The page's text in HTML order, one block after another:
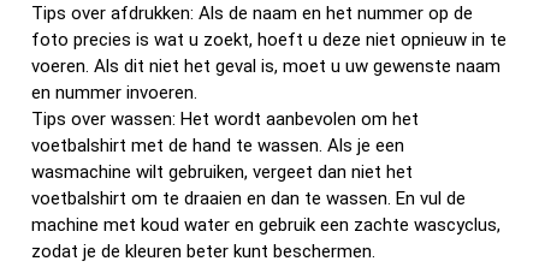
Tips over afdrukken: Als de naam en het nummer op de
foto precies is wat u zoekt, hoeft u deze niet opnieuw in te
voeren. Als dit niet het geval is, moet u uw gewenste naam
en nummer invoeren.
Tips over wassen: Het wordt aanbevolen om het
voetbalshirt met de hand te wassen. Als je een
wasmachine wilt gebruiken, vergeet dan niet het
voetbalshirt om te draaien en dan te wassen. En vul de
machine met koud water en gebruik een zachte wascyclus,
zodat je de kleuren beter kunt beschermen.